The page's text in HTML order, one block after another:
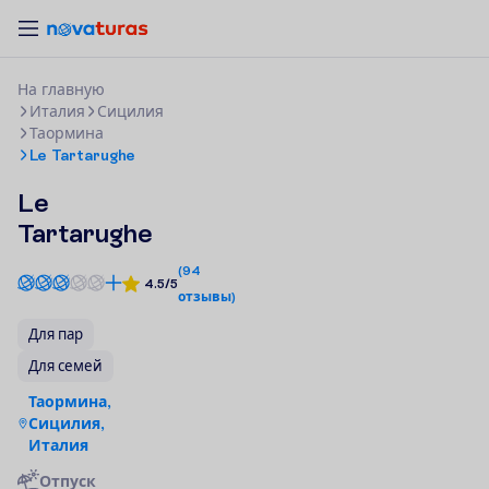
На главную
Италия
Сицилия
Таормина
Le Tartarughe
Le
Tartarughe
4.5/5
(94
отзывы)
Для пар
Для семей
Таормина,
Сицилия,
Италия
Отпуск